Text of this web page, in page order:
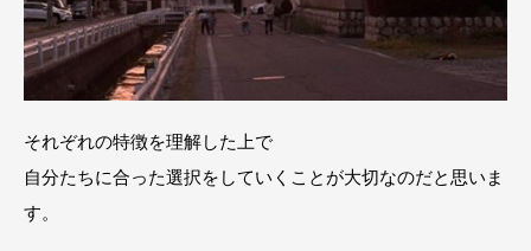
それぞれの特徴を理解した上で
自分たちに合った選択をしていくことが大切なのだと思いま
す。